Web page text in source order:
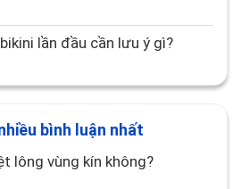
lần đầu cần lưu ý gì?
bình luận nhất
lông vùng kín không?